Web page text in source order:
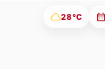
cloud28°C